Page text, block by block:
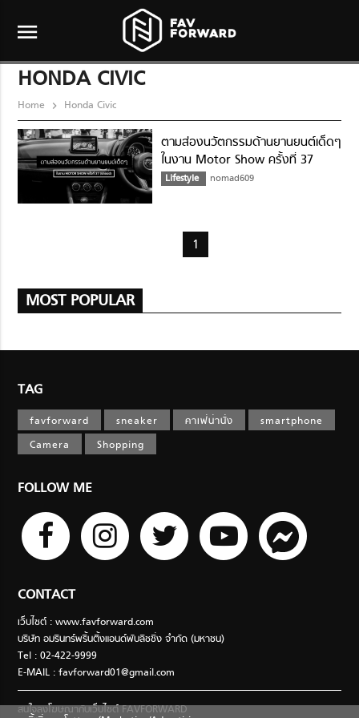
menu
HONDA CIVIC
Home Honda Civic
ตามส่องนวัตกรรมด้านยานยนต์เด็ดๆ
ในงาน Motor Show ครั้งที่ 37
(รถยนต์)
Lifestyle nomad609
1
MOST POPULAR
TAG
favforward sneaker คาเฟ่น่านั่ง
smartphone
Camera
Shopping
FOLLOW ME
CONTACT
เว็บไซต์ : www.favforward.com
บริษัท อมรินทร์พริ้นติ้งแอนด์พับลิชชิ่ง จำกัด (มหาชน)
Tel : 02-422-9999
E-MAIL :favforward01@gmail.com
สนใจลงโฆษณากับเว็บไซต์ FAVFORWARD